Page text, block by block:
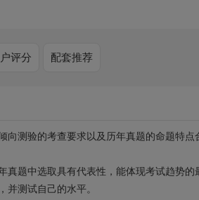
评分 配套推荐
向测验的考查要求以及历年真题的命题特点
真题中选取具有代表性，能体现考试趋势的
并测试自己的水平。